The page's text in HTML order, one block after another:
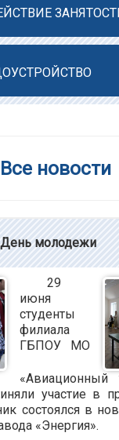
Все новости
День молодежи
29
июня
студенты
филиала
ГБПОУ МО
«Авиационный
участие в
состоялся в
«Энергия».